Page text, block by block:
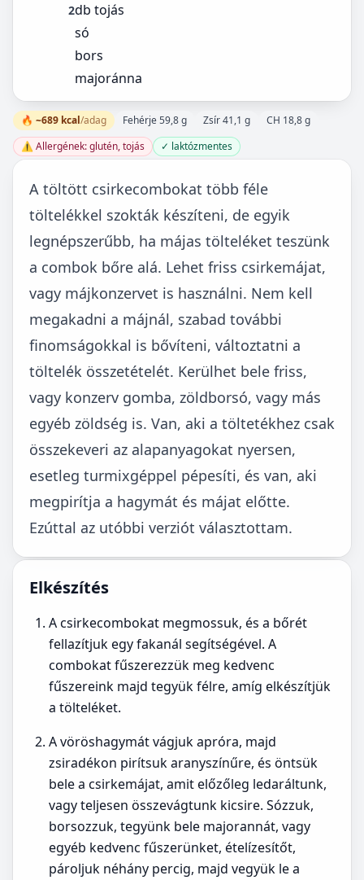
2db tojás
só
bors
majoránna
🔥 ~689 kcal/adag Fehérje 59,8 g Zsír 41,1 g
CH 18,8 g
⚠️ Allergének: glutén, tojás
✓ laktózmentes
A töltött csirkecombokat több féle
töltelékkel szokták készíteni, de egyik
legnépszerűbb, ha májas tölteléket teszünk
a combok bőre alá. Lehet friss csirkemájat,
vagy májkonzervet is használni. Nem kell
megakadni a májnál, szabad további
finomságokkal is bővíteni, változtatni a
töltelék összetételét. Kerülhet bele friss,
vagy konzerv gomba, zöldborsó, vagy más
egyéb zöldség is. Van, aki a töltetékhez csak
összekeveri az alapanyagokat nyersen,
esetleg turmixgéppel pépesíti, és van, aki
megpirítja a hagymát és májat előtte.
Ezúttal az utóbbi verziót választottam.
Elkészítés
A csirkecombokat megmossuk, és a bőrét
fellazítjuk egy fakanál segítségével. A
combokat fűszerezzük meg kedvenc
fűszereink majd tegyük félre, amíg elkészítjük
a tölteléket.
A vöröshagymát vágjuk apróra, majd
zsiradékon pirítsuk aranyszínűre, és öntsük
bele a csirkemájat, amit előzőleg ledaráltunk,
vagy teljesen összevágtunk kicsire. Sózzuk,
borsozzuk, tegyünk bele majorannát, vagy
egyéb kedvenc fűszerünket, ételízesítőt,
pároljuk néhány percig, majd vegyük le a